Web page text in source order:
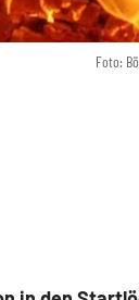
Foto: